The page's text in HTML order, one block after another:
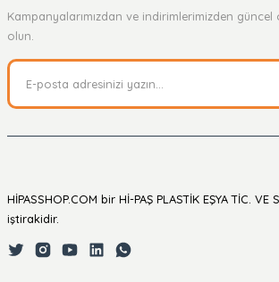
Kampanyalarımızdan ve indirimlerimizden
olun.
HİPASSHOP.COM bir Hİ-PAŞ PLASTİK EŞYA TİC. VE
iştirakidir.